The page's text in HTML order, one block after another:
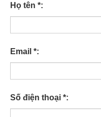
Họ tên *:
Email *:
Số điện thoại *: